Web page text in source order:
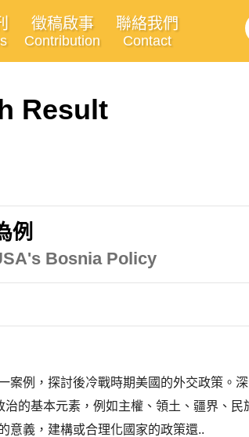
徵稿啟事
Contribution
聯絡我們
Contact
Result
例
Bosnia Policy
例，探討後冷戰時期美國的外交政策。
的基本元素，例如主權、領土、疆界、民
意義，建構或合理化國家的政策還..